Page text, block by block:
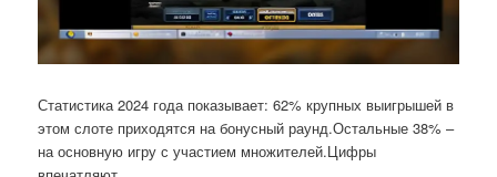
Статистика 2024 года показывает: 62% крупных выигрышей в
этом слоте приходятся на бонусный раунд.Остальные 38% –
на основную игру с участием множителей.Цифры